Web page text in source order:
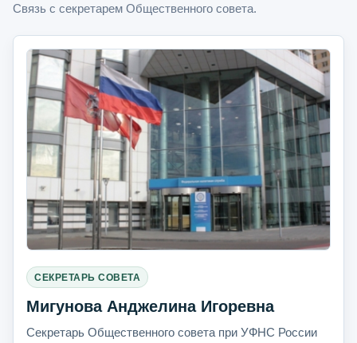
Связь с секретарем Общественного совета.
СЕКРЕТАРЬ СОВЕТА
Мигунова Анджелина Игоревна
Секретарь Общественного совета при УФНС России